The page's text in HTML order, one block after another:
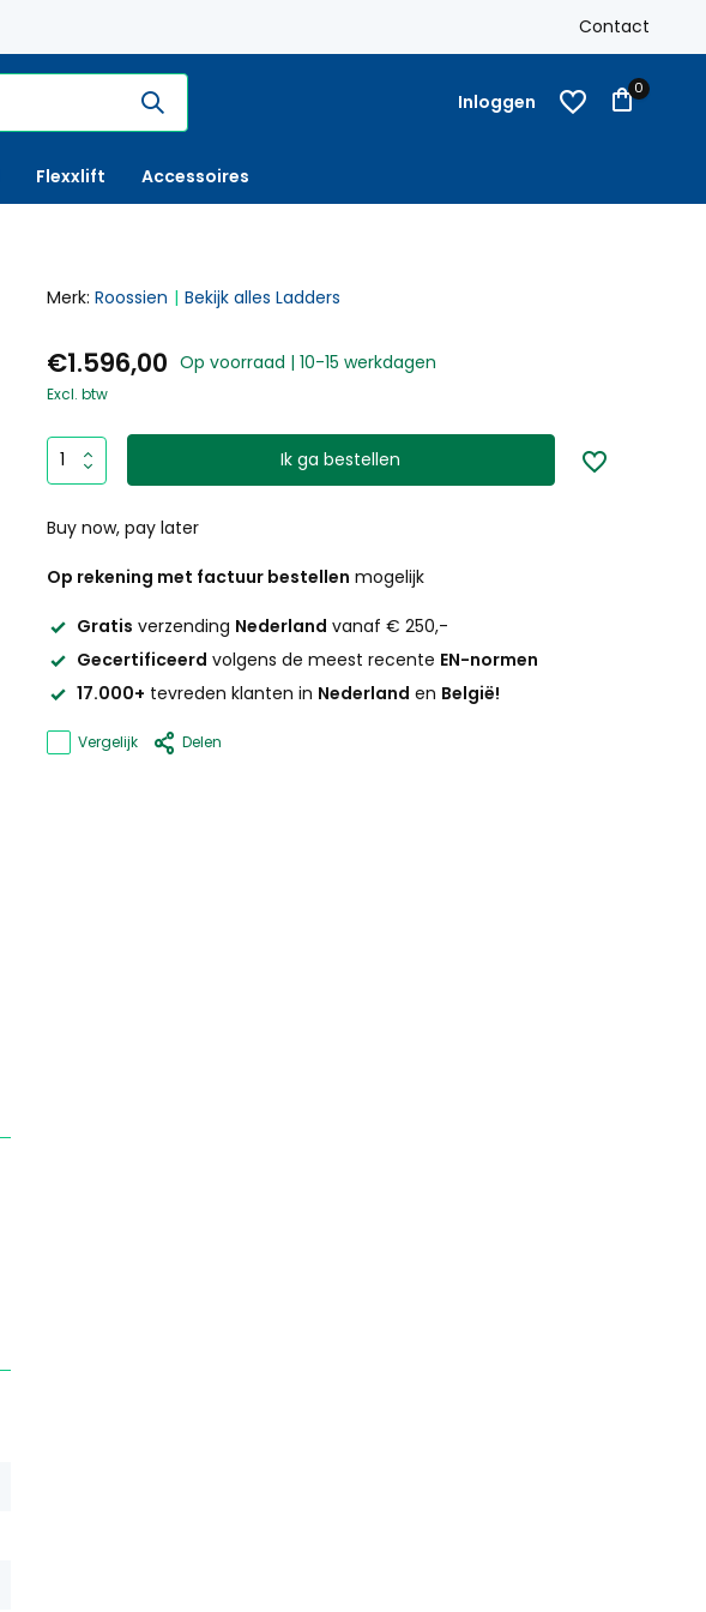
Nederland vanaf € 250,- Op
Contact
Inloggen
0
Flexxlift Accessoires
Merk: Roossien Bekijk alles Ladders
€1.596,00 Op voorraad | 10-15 werkdagen
Excl. btw
Ik ga bestellen
Buy now, pay later
Op rekening met factuur bestellen mogelijk
Gratis verzending Nederland vanaf € 250,-
Gecertificeerd volgens de meest recente EN-normen
17.000+ tevreden klanten in Nederland en België!
Vergelijk Delen